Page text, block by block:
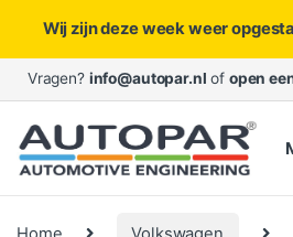
Wij zijn deze week weer
Skip to navigation
Skip to content
Vragen? info@autopar.nl of open